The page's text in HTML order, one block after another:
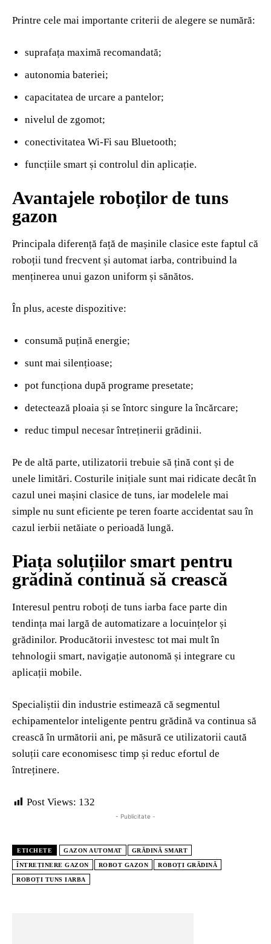
Printre cele mai importante criterii de alegere se numără:
suprafața maximă recomandată;
autonomia bateriei;
capacitatea de urcare a pantelor;
nivelul de zgomot;
conectivitatea Wi-Fi sau Bluetooth;
funcțiile smart și controlul din aplicație.
Avantajele roboților de tuns
gazon
Principala diferență față de mașinile clasice este faptul că
roboții tund frecvent și automat iarba, contribuind la
menținerea unui gazon uniform și sănătos.
În plus, aceste dispozitive:
consumă puțină energie;
sunt mai silențioase;
pot funcționa după programe presetate;
detectează ploaia și se întorc singure la încărcare;
reduc timpul necesar întreținerii grădinii.
Pe de altă parte, utilizatorii trebuie să țină cont și de
unele limitări. Costurile inițiale sunt mai ridicate decât în
cazul unei mașini clasice de tuns, iar modelele mai
simple nu sunt eficiente pe teren foarte accidentat sau în
cazul ierbii netăiate o perioadă lungă.
Piața soluțiilor smart pentru
grădină continuă să crească
Interesul pentru roboți de tuns iarba face parte din
tendința mai largă de automatizare a locuințelor și
grădinilor. Producătorii investesc tot mai mult în
tehnologii smart, navigație autonomă și integrare cu
aplicații mobile.
Specialiștii din industrie estimează că segmentul
echipamentelor inteligente pentru grădină va continua să
crească în următorii ani, pe măsură ce utilizatorii caută
soluții care economisesc timp și reduc efortul de
întreținere.
Post Views: 132
- Publicitate -
ETICHETE GAZON AUTOMAT GRĂDINĂ SMART
ÎNTREȚINERE GAZON ROBOT GAZON ROBOȚI GRĂDINĂ
ROBOȚI TUNS IARBA